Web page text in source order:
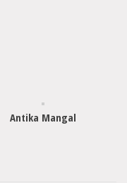
Antika Mangal